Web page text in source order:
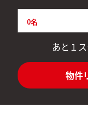
あと１
物件